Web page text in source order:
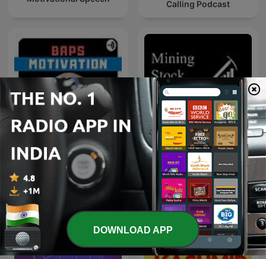
Calling Podcast
BAPS Motivation Mining Stock Education
DOWNLOAD APP